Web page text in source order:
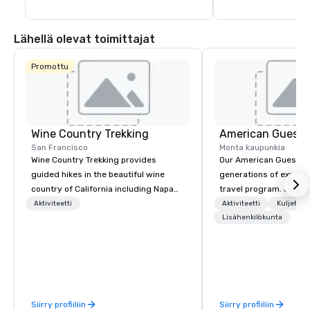
Lähellä olevat toimittajat
Promottu
Wine Country Trekking
San Francisco
Wine Country Trekking provides
guided hikes in the beautiful wine
country of California including Napa
and Sonoma Valleys. These
day hikes we provide luxury self-
Aktiviteetti
Siirry profiiliin
American Guest
Monta kaupunkia
Our American Guest
generations of
travel program. Since
mission has been to
imagination of your
management, we
Aktiviteetti
Kuljetus
Lisähenkilökunta
Siirry profiiliin